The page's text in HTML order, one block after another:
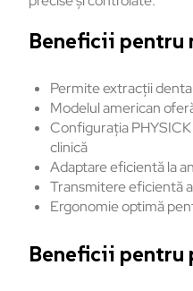
Beneficii pentru
Permite extracții
Modelul american
Configurația
clinică
Adaptare eficientă la
Transmitere eficientă
Ergonomie optimă
Beneficii pentru